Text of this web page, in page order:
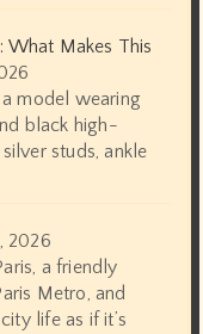
What Makes This
model wearing
black high-
studs, ankle
2026
a friendly
Metro, and
life as if it’s